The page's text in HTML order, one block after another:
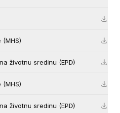
životnu sredinu (EPD)
životnu sredinu (EPD)